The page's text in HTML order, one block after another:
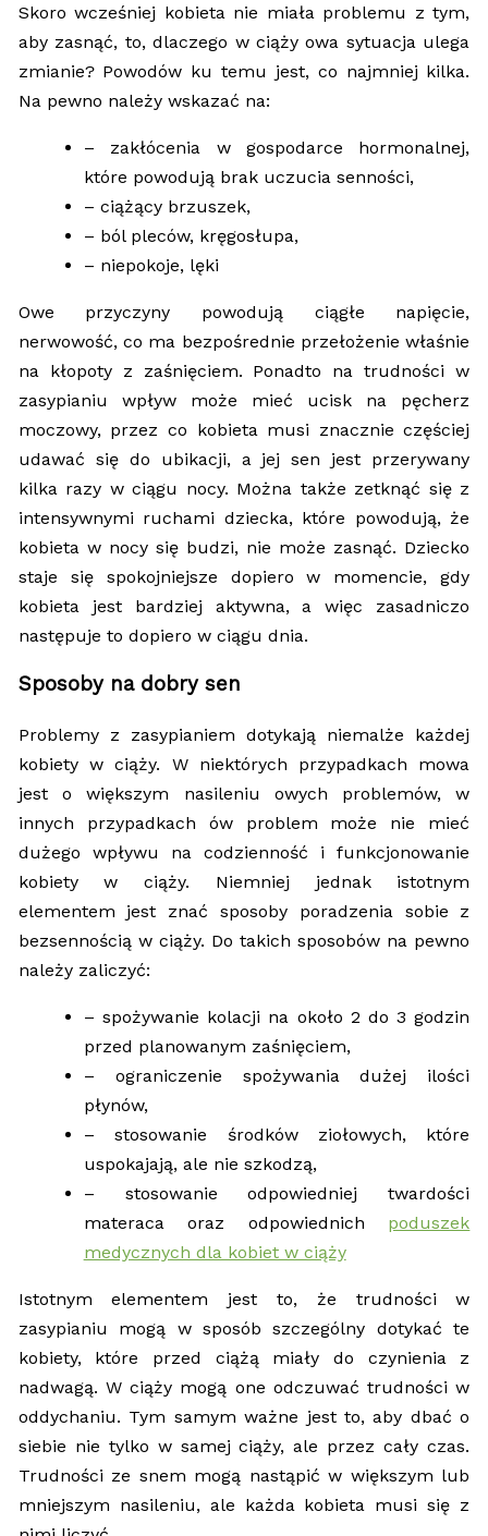
Skoro wcześniej kobieta nie miała problemu z tym,
aby zasnąć, to, dlaczego w ciąży owa sytuacja ulega
zmianie? Powodów ku temu jest, co najmniej kilka.
Na pewno należy wskazać na:
– zakłócenia w gospodarce hormonalnej,
które powodują brak uczucia senności,
– ciążący brzuszek,
– ból pleców, kręgosłupa,
– niepokoje, lęki
Owe przyczyny powodują ciągłe napięcie,
nerwowość, co ma bezpośrednie przełożenie właśnie
na kłopoty z zaśnięciem. Ponadto na trudności w
zasypianiu wpływ może mieć ucisk na pęcherz
moczowy, przez co kobieta musi znacznie częściej
udawać się do ubikacji, a jej sen jest przerywany
kilka razy w ciągu nocy. Można także zetknąć się z
intensywnymi ruchami dziecka, które powodują, że
kobieta w nocy się budzi, nie może zasnąć. Dziecko
staje się spokojniejsze dopiero w momencie, gdy
kobieta jest bardziej aktywna, a więc zasadniczo
następuje to dopiero w ciągu dnia.
Sposoby na dobry sen
Problemy z zasypianiem dotykają niemalże każdej
kobiety w ciąży. W niektórych przypadkach mowa
jest o większym nasileniu owych problemów, w
innych przypadkach ów problem może nie mieć
dużego wpływu na codzienność i funkcjonowanie
kobiety w ciąży. Niemniej jednak istotnym
elementem jest znać sposoby poradzenia sobie z
bezsennością w ciąży. Do takich sposobów na pewno
należy zaliczyć:
– spożywanie kolacji na około 2 do 3 godzin
przed planowanym zaśnięciem,
– ograniczenie spożywania dużej ilości
płynów,
– stosowanie środków ziołowych, które
uspokajają, ale nie szkodzą,
– stosowanie odpowiedniej twardości
materaca oraz odpowiednich poduszek
medycznych dla kobiet w ciąży
Istotnym elementem jest to, że trudności w
zasypianiu mogą w sposób szczególny dotykać te
kobiety, które przed ciążą miały do czynienia z
nadwagą. W ciąży mogą one odczuwać trudności w
oddychaniu. Tym samym ważne jest to, aby dbać o
siebie nie tylko w samej ciąży, ale przez cały czas.
Trudności ze snem mogą nastąpić w większym lub
mniejszym nasileniu, ale każda kobieta musi się z